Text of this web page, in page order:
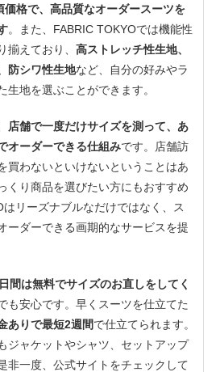
価格で、高品質なオーダースーツを
。また、FABRIC TOKYOでは機能性
揃えており、 高ストレッチ性生地、
防シワ性生地など、自分の好みやラ
生地を選ぶことができます。
店舗で一度だけサイズを測って、あ
オーダーできる仕組みです。店舗訪
買わないといけないということはあ
くり商品を選びたい方にもおすすめ
リーズナブルなだけではなく、ス
ーダーできる画期的なサービスを提
間は無料でサイズのお直しをしてく
も安心です。早くスーツを仕立てた
ありで最短2週間で仕立てられます。
ジャケットやシャツ、セットアップ
非一度、公式サイトをチェックして